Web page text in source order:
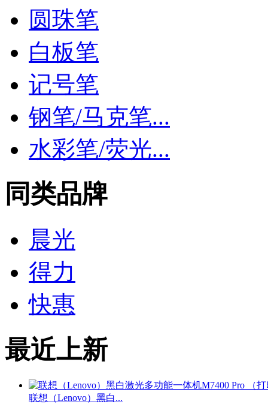
圆珠笔
白板笔
记号笔
钢笔/马克笔...
水彩笔/荧光...
同类品牌
晨光
得力
快惠
最近上新
联想（Lenovo）黑白...